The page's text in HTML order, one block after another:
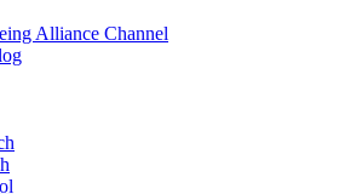
Alliance Channel